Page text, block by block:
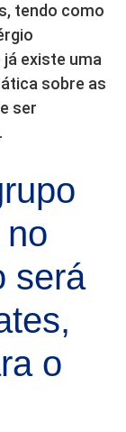
tendo como
já existe uma
sobre as
ser
será
o